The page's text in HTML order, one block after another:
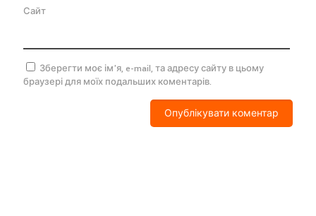
Сайт
Зберегти моє ім'я, e-mail, та адресу сайту в цьому
браузері для моїх подальших коментарів.